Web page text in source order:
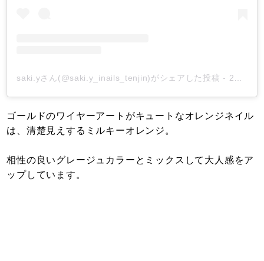
saki.yさん(@saki.y_inails_tenjin)がシェアした投稿 - 2019年 3月月28日午前7時14分PDT
ゴールドのワイヤーアートがキュートなオレンジネイル
は、清楚見えするミルキーオレンジ。
相性の良いグレージュカラーとミックスして大人感をア
ップしています。